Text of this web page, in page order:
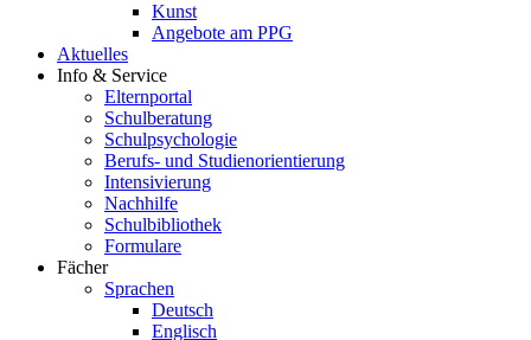
Kunst
Angebote am PPG
Aktuelles
Info & Service
Elternportal
Schulberatung
Schulpsychologie
Berufs- und Studienorientierung
Intensivierung
Nachhilfe
Schulbibliothek
Formulare
Fächer
Sprachen
Deutsch
Englisch